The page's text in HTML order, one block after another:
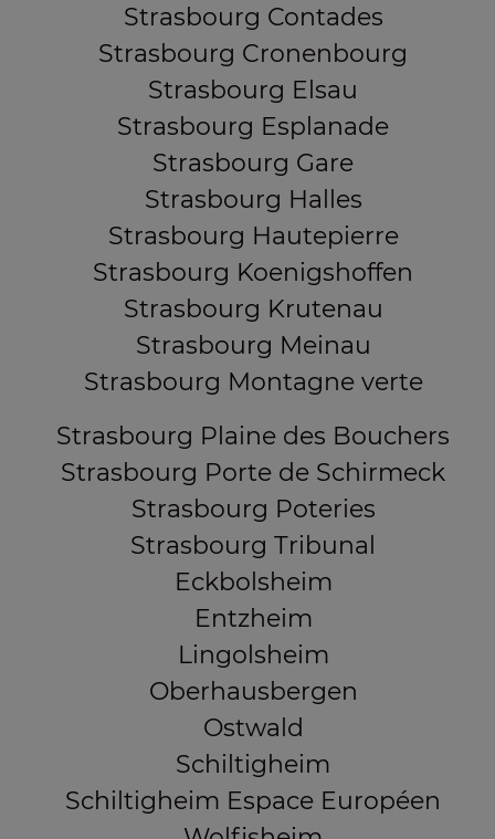
Strasbourg Contades
Strasbourg Cronenbourg
Strasbourg Elsau
Strasbourg Esplanade
Strasbourg Gare
Strasbourg Halles
Strasbourg Hautepierre
Strasbourg Koenigshoffen
Strasbourg Krutenau
Strasbourg Meinau
Strasbourg Montagne verte
Strasbourg Plaine des Bouchers
Strasbourg Porte de Schirmeck
Strasbourg Poteries
Strasbourg Tribunal
Eckbolsheim
Entzheim
Lingolsheim
Oberhausbergen
Ostwald
Schiltigheim
Schiltigheim Espace Européen